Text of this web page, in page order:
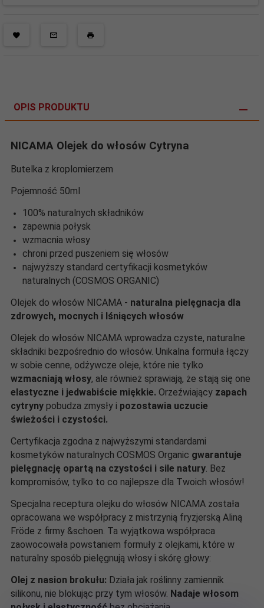
OPIS PRODUKTU
NICAMA Olejek do włosów Cytryna
Butelka z kroplomierzem
Pojemność 50ml
100% naturalnych składników
zapewnia połysk
wzmacnia włosy
chroni przed puszeniem się włosów
najwyższy standard certyfikacji kosmetyków
naturalnych (COSMOS ORGANIC)
Olejek do włosów NICAMA - naturalna pielęgnacja dla
zdrowych, mocnych i lśniących włosów
Olejek do włosów NICAMA wprowadza czyste, naturalne
składniki bezpośrednio do włosów. Unikalna formuła łączy
w sobie cenne, odżywcze oleje, które nie tylko
wzmacniają włosy, ale również sprawiają, że stają się one
elastyczne i jedwabiście miękkie. Orzeźwiający zapach
cytryny pobudza zmysły i pozostawia uczucie
świeżości i czystości.
Certyfikacja zgodna z najwyższymi standardami
kosmetyków naturalnych COSMOS Organic gwarantuje
pielęgnację opartą na czystości i sile natury. Bez
kompromisów, tylko to co najlepsze dla Twoich włosów!
Specjalna receptura olejku do włosów NICAMA została
opracowana we współpracy z mistrzynią fryzjerską Aliną
Fröde z firmy &schoen. Ta wyjątkowa współpraca
zaowocowała powstaniem formuły z olejkami, które w
naturalny sposób pielęgnują włosy i skórę głowy:
Olej z nasion brokułu: Działa jak roślinny zamiennik
silikonu, nie blokując przy tym włosów. Nadaje włosom